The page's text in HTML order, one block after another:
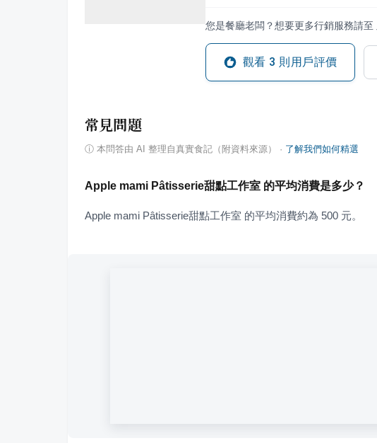
您是餐廳老闆？想要更多行銷服務請至
觀看 3 則用戶評價
常見問題
ⓘ 本問答由 AI 整理自真實食記（附資料來源） · 了解我們如何精選
Apple mami Pâtisserie甜點工作室 的平均消費是多少？
Apple mami Pâtisserie甜點工作室 的平均消費約為 500 元。